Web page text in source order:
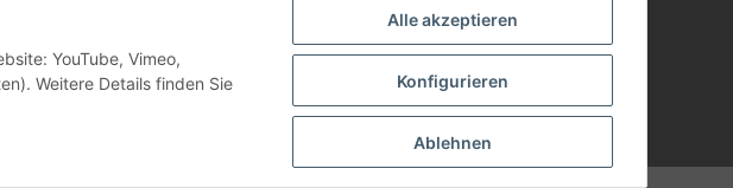
Alle akzeptieren
Konfigurieren
Ablehnen
YouTube, Vimeo,
Weitere Details finden Sie